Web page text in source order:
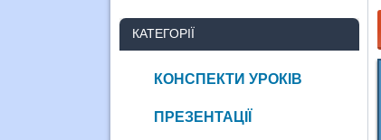
КАТЕГОРІЇ
КОНСПЕКТИ УРОКІВ
ПРЕЗЕНТАЦІЇ